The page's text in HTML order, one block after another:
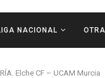
NACIONAL
Elche CF – UCAM Murcia